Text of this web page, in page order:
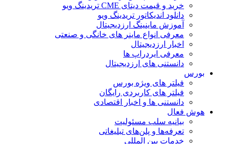
خرید و قیمت دیتای CME تریدینگ ویو
دانلود اندیکاتور تریدینگ ویو
آموزش ماینینگ ارزدیجیتال
معرفی انواع ماینر های خانگی و صنعتی
اخبار ارزدیجیتال
معرفی ایردراپ ها
دانستنی های ارزدیجیتال
بورس
فیلتر های ویژه بورس
فیلتر های کاربردی رایگان
دانستنی ها و اخبار اقتصادی
هوش فعال
بیانیه سلب مسئولیت
تعرفه‌ها و پلن‌های تبلیغاتی
خدمات بین المللی